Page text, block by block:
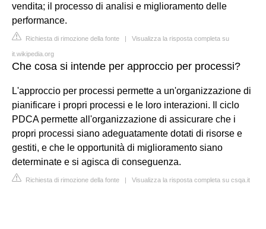
vendita; il processo di analisi e miglioramento delle
performance.
Richiesta di rimozione della fonte | Visualizza la risposta completa su
it.wikipedia.org
Che cosa si intende per approccio per processi?
L'approccio per processi permette a un'organizzazione di
pianificare i propri processi e le loro interazioni. Il ciclo
PDCA permette all'organizzazione di assicurare che i
propri processi siano adeguatamente dotati di risorse e
gestiti, e che le opportunità di miglioramento siano
determinate e si agisca di conseguenza.
Richiesta di rimozione della fonte | Visualizza la risposta completa su csqa.it